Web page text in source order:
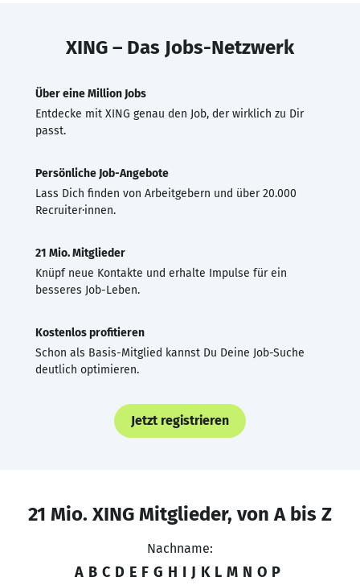
XING – Das Jobs-Netzwerk
Über eine Million Jobs
Entdecke mit XING genau den Job, der wirklich zu Dir
passt.
Persönliche Job-Angebote
Lass Dich finden von Arbeitgebern und über 20.000
Recruiter·innen.
21 Mio. Mitglieder
Knüpf neue Kontakte und erhalte Impulse für ein
besseres Job-Leben.
Kostenlos profitieren
Schon als Basis-Mitglied kannst Du Deine Job-Suche
deutlich optimieren.
Jetzt registrieren
21 Mio. XING Mitglieder, von A bis Z
Nachname:
A B C D E F G H I J K L M N O P